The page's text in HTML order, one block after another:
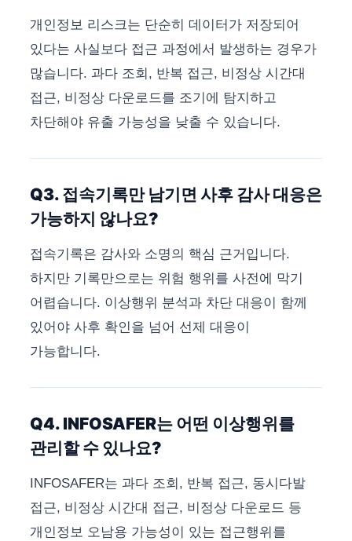
개인정보 리스크는 단순히 데이터가 저장되어
있다는 사실보다 접근 과정에서 발생하는 경우가
많습니다. 과다 조회, 반복 접근, 비정상 시간대
접근, 비정상 다운로드를 조기에 탐지하고
차단해야 유출 가능성을 낮출 수 있습니다.
Q3. 접속기록만 남기면 사후 감사 대응은
가능하지 않나요?
접속기록은 감사와 소명의 핵심 근거입니다.
하지만 기록만으로는 위험 행위를 사전에 막기
어렵습니다. 이상행위 분석과 차단 대응이 함께
있어야 사후 확인을 넘어 선제 대응이
가능합니다.
Q4. INFOSAFER는 어떤 이상행위를
관리할 수 있나요?
INFOSAFER는 과다 조회, 반복 접근, 동시다발
접근, 비정상 시간대 접근, 비정상 다운로드 등
개인정보 오남용 가능성이 있는 접근행위를